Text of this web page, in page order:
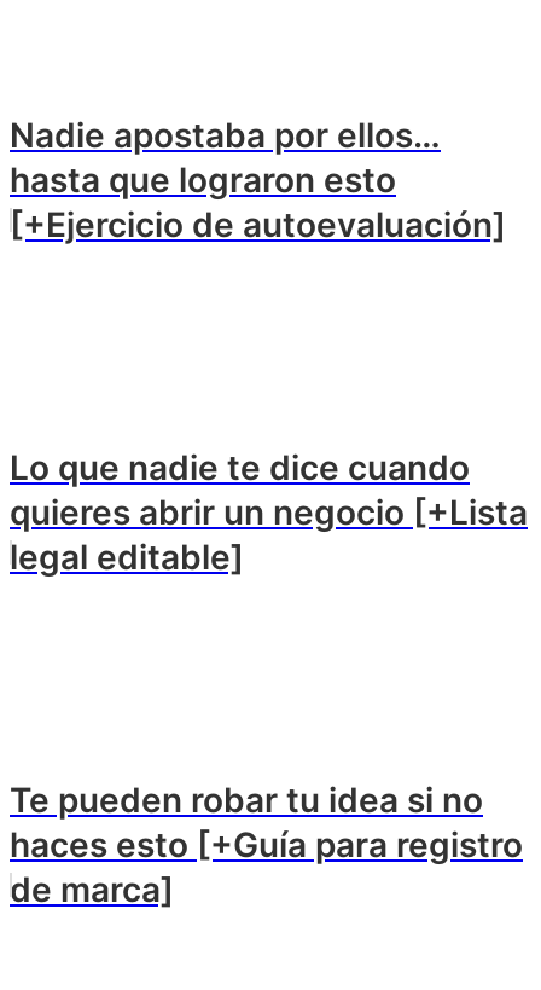
Nadie apostaba por ellos…
hasta que lograron esto
[+Ejercicio de autoevaluación]
Lo que nadie te dice cuando
quieres abrir un negocio [+Lista
legal editable]
Te pueden robar tu idea si no
haces esto [+Guía para registro
de marca]